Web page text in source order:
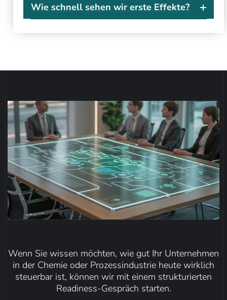
Wie schnell sehen wir erste Effekte?
Wenn Sie wissen möchten, wie gut Ihr Unternehmen
in der Chemie oder Prozessindustrie heute wirklich
steuerbar ist, können wir mit einem strukturierten
Readiness-Gespräch starten.